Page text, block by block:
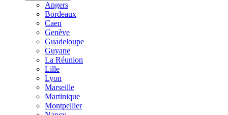
Angers
Bordeaux
Caen
Genève
Guadeloupe
Guyane
La Réunion
Lille
Lyon
Marseille
Martinique
Montpellier